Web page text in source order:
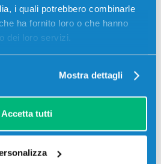
i quali potrebbero combinarle
ha fornito loro o che hanno
dei loro servizi.
Mostra dettagli
Accetta tutti
RicohAFICIO 1515F
Ricoh